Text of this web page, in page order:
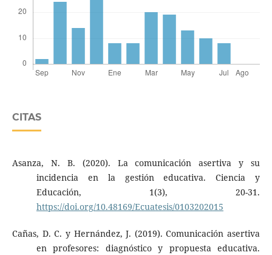
CITAS
Asanza, N. B. (2020). La comunicación asertiva y su
incidencia en la gestión educativa. Ciencia y
Educación, 1(3), 20-31.
https://doi.org/10.48169/Ecuatesis/0103202015
Cañas, D. C. y Hernández, J. (2019). Comunicación asertiva
en profesores: diagnóstico y propuesta educativa.